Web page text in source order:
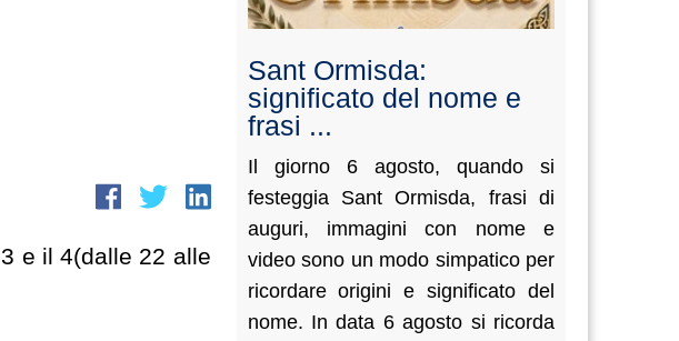
e il 4(dalle 22 alle
Sant Ormisda:
significato del nome e
frasi ...
Il giorno 6 agosto, quando si
festeggia Sant Ormisda, frasi di
auguri, immagini con nome e
video sono un modo simpatico per
ricordare origini e significato del
nome. In data 6 agosto si ricorda